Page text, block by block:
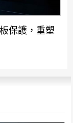
保護，重塑